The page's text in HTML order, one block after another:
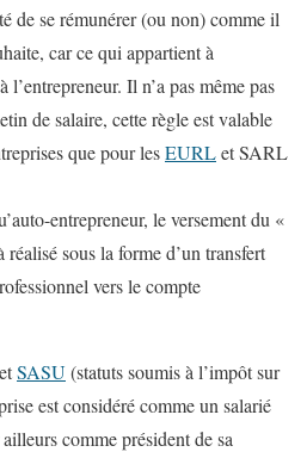
de se rémunérer (ou non) comme il
car ce qui appartient à
l’entrepreneur. Il n’a pas même pas
de salaire, cette règle est valable
que pour lesEURLet SARL
entrepreneur, le versement du «
sous la forme d’un transfert
vers le compte
SASU(statuts soumis à l’impôt sur
est considéré comme un salarié
comme président de sa